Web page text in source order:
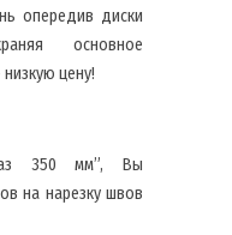
опередив диски
основное
цену!
350 мм”, Вы
на нарезку швов